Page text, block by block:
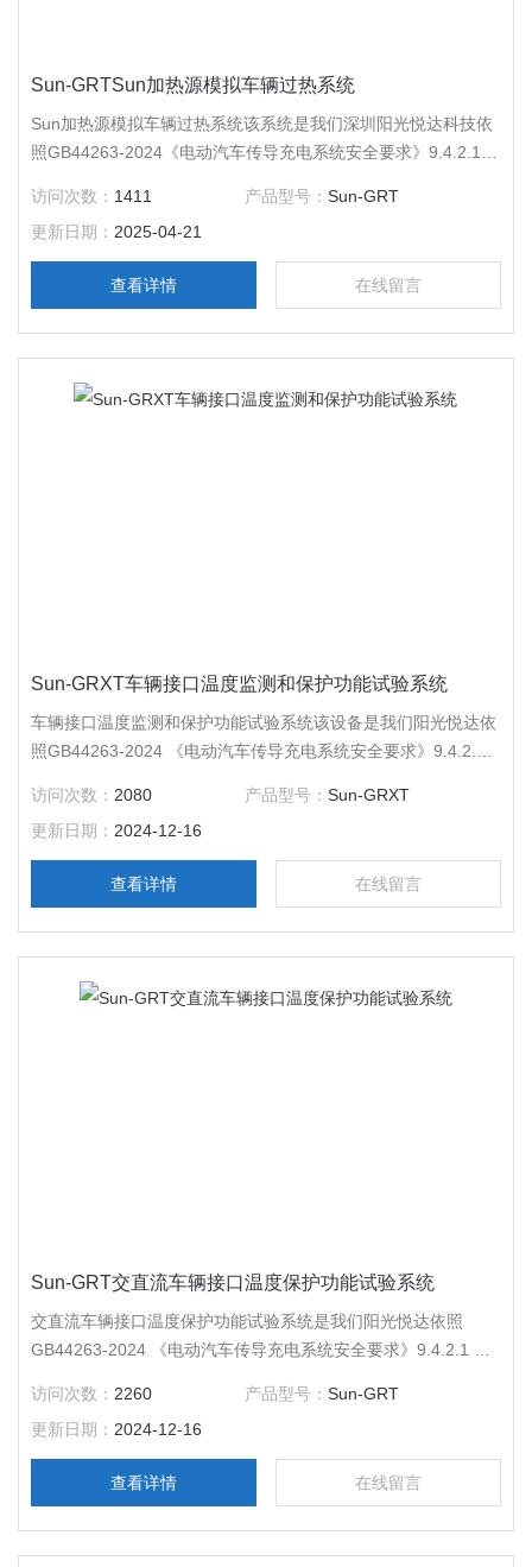
Sun-GRTSun加热源模拟车辆过热系统
Sun加热源模拟车辆过热系统该系统是我们深圳阳光悦达科技依
照GB44263-2024《电动汽车传导充电系统安全要求》9.4.2.1
护功能试验图 7直流车辆插头温度保护功能测试示意图要求生产
的。
访问次数： 1411 产品型号：Sun-GRT
更新日期： 2025-04-21
查看详情 在线留言
Sun-GRXT车辆接口温度监测和保护功能试验系统
车辆接口温度监测和保护功能试验系统该设备是我们阳光悦达依
照GB44263-2024 《电动汽车传导充电系统安全要求》9.4.2.1
护功能试验。 满足标准GB/T43332-2023《电动汽车传导充电放
电安全要求》端子温度测试要求
访问次数： 2080 产品型号：Sun-GRXT
更新日期： 2024-12-16
查看详情 在线留言
Sun-GRT交直流车辆接口温度保护功能试验系统
交直流车辆接口温度保护功能试验系统是我们阳光悦达依照
GB44263-2024 《电动汽车传导充电系统安全要求》9.4.2.1 交
功能试验。 满足标准GB/T43332-2023《电动汽车传导充电放电
安全要求》端子温度测试要求
访问次数： 2260 产品型号：Sun-GRT
更新日期： 2024-12-16
查看详情 在线留言